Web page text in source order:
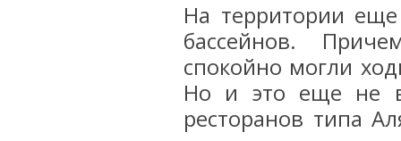
На территории
бассейнов.
спокойно могли
Но и это еще не
ресторанов типа